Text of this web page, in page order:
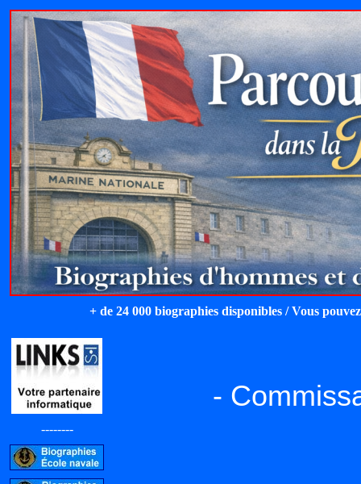
+ de 24 000 biographies disponibles / Vous
--------
-